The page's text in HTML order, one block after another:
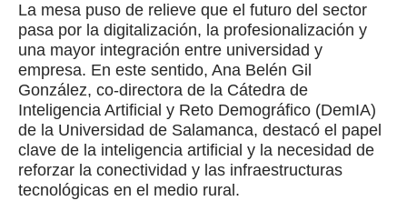
La mesa puso de relieve que el futuro del sector
pasa por la digitalización, la profesionalización y
una mayor integración entre universidad y
empresa. En este sentido, Ana Belén Gil
González, co-directora de la Cátedra de
Inteligencia Artificial y Reto Demográfico (DemIA)
de la Universidad de Salamanca, destacó el papel
clave de la inteligencia artificial y la necesidad de
reforzar la conectividad y las infraestructuras
tecnológicas en el medio rural.